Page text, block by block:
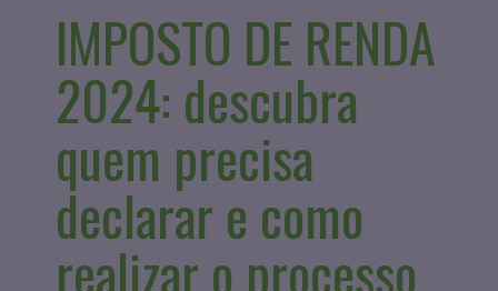
IMPOSTO DE RENDA
2024: descubra
quem precisa
declarar e como
realizar o processo